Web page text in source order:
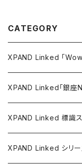
CATEGORY
XPAND Linked 「
ウォールステッカー
バリューステッカー
マグネットステッカー
XPAND Linked「銀座
XPAND Linked 標識ス
XPAND Linked シリー